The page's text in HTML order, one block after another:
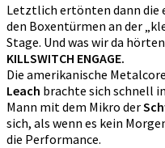
Letztlich ertönten dann die
den Boxentürmen an der
Stage. Und was wir da
KILLSWITCH ENGAGE.
Die amerikanische
Leach brachte sich schnell
Mann mit dem Mikro der
sich, als wenn es kein
die Performance.